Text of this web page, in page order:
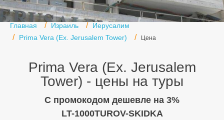
Главная Израиль
Иерусалим
Prima Vera (Ex. Jerusalem Tower)
Цена
Prima Vera (Ex. Jerusalem
Tower) - цены на туры
C промокодом дешевле на 3%
LT-1000TUROV-SKIDKA
Туры в ОАЭ
Офис г. Москва
Подборки отелей